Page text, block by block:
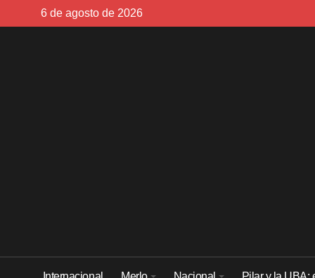
6 de agosto de 2026